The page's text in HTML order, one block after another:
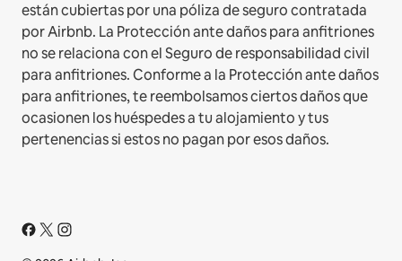
están cubiertas por una póliza de seguro contratada
por Airbnb. La Protección ante daños para anfitriones
no se relaciona con el Seguro de responsabilidad civil
para anfitriones. Conforme a la Protección ante daños
para anfitriones, te reembolsamos ciertos daños que
ocasionen los huéspedes a tu alojamiento y tus
pertenencias si estos no pagan por esos daños.